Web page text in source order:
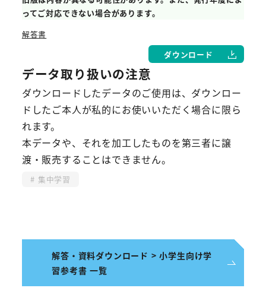
ってご対応できない場合があります。
解答書
ダウンロード
データ取り扱いの注意
ダウンロードしたデータのご使用は、ダウンロー
ドしたご本人が私的にお使いいただく場合に限ら
れます。
本データや、それを加工したものを第三者に譲
渡・販売することはできません。
集中学習
解答・資料ダウンロード > 小学生向け学
習参考書 一覧